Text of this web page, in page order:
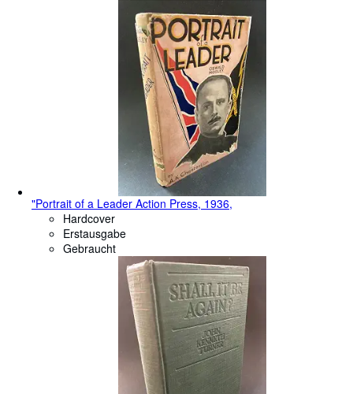
"Portrait of a Leader Action Press, 1936,
Hardcover
Erstausgabe
Gebraucht